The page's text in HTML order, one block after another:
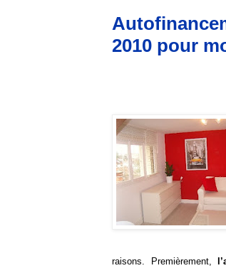
2010 pour
raisons. Premièrement,